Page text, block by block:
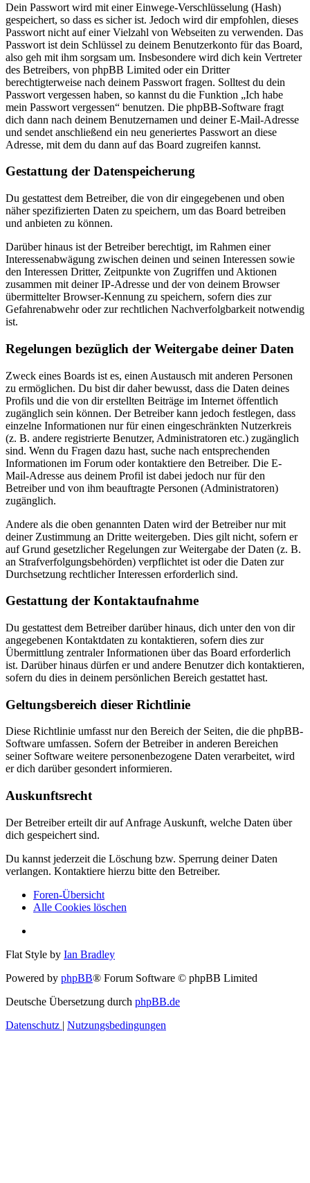
Dein Passwort wird mit einer Einwege-Verschlüsselung (Hash)
gespeichert, so dass es sicher ist. Jedoch wird dir empfohlen, dieses
Passwort nicht auf einer Vielzahl von Webseiten zu verwenden. Das
Passwort ist dein Schlüssel zu deinem Benutzerkonto für das Board,
also geh mit ihm sorgsam um. Insbesondere wird dich kein Vertreter
des Betreibers, von phpBB Limited oder ein Dritter
berechtigterweise nach deinem Passwort fragen. Solltest du dein
Passwort vergessen haben, so kannst du die Funktion „Ich habe
mein Passwort vergessen“ benutzen. Die phpBB-Software fragt
dich dann nach deinem Benutzernamen und deiner E-Mail-Adresse
und sendet anschließend ein neu generiertes Passwort an diese
Adresse, mit dem du dann auf das Board zugreifen kannst.
Gestattung der Datenspeicherung
Du gestattest dem Betreiber, die von dir eingegebenen und oben
näher spezifizierten Daten zu speichern, um das Board betreiben
und anbieten zu können.
Darüber hinaus ist der Betreiber berechtigt, im Rahmen einer
Interessenabwägung zwischen deinen und seinen Interessen sowie
den Interessen Dritter, Zeitpunkte von Zugriffen und Aktionen
zusammen mit deiner IP-Adresse und der von deinem Browser
übermittelter Browser-Kennung zu speichern, sofern dies zur
Gefahrenabwehr oder zur rechtlichen Nachverfolgbarkeit notwendig
ist.
Regelungen bezüglich der Weitergabe deiner Daten
Zweck eines Boards ist es, einen Austausch mit anderen Personen
zu ermöglichen. Du bist dir daher bewusst, dass die Daten deines
Profils und die von dir erstellten Beiträge im Internet öffentlich
zugänglich sein können. Der Betreiber kann jedoch festlegen, dass
einzelne Informationen nur für einen eingeschränkten Nutzerkreis
(z. B. andere registrierte Benutzer, Administratoren etc.) zugänglich
sind. Wenn du Fragen dazu hast, suche nach entsprechenden
Informationen im Forum oder kontaktiere den Betreiber. Die E-
Mail-Adresse aus deinem Profil ist dabei jedoch nur für den
Betreiber und von ihm beauftragte Personen (Administratoren)
zugänglich.
Andere als die oben genannten Daten wird der Betreiber nur mit
deiner Zustimmung an Dritte weitergeben. Dies gilt nicht, sofern er
auf Grund gesetzlicher Regelungen zur Weitergabe der Daten (z. B.
an Strafverfolgungsbehörden) verpflichtet ist oder die Daten zur
Durchsetzung rechtlicher Interessen erforderlich sind.
Gestattung der Kontaktaufnahme
Du gestattest dem Betreiber darüber hinaus, dich unter den von dir
angegebenen Kontaktdaten zu kontaktieren, sofern dies zur
Übermittlung zentraler Informationen über das Board erforderlich
ist. Darüber hinaus dürfen er und andere Benutzer dich kontaktieren,
sofern du dies in deinem persönlichen Bereich gestattet hast.
Geltungsbereich dieser Richtlinie
Diese Richtlinie umfasst nur den Bereich der Seiten, die die phpBB-
Software umfassen. Sofern der Betreiber in anderen Bereichen
seiner Software weitere personenbezogene Daten verarbeitet, wird
er dich darüber gesondert informieren.
Auskunftsrecht
Der Betreiber erteilt dir auf Anfrage Auskunft, welche Daten über
dich gespeichert sind.
Du kannst jederzeit die Löschung bzw. Sperrung deiner Daten
verlangen. Kontaktiere hierzu bitte den Betreiber.
Foren-Übersicht
Alle Cookies löschen
Flat Style by Ian Bradley
Powered by phpBB® Forum Software © phpBB Limited
Deutsche Übersetzung durch phpBB.de
Datenschutz | Nutzungsbedingungen